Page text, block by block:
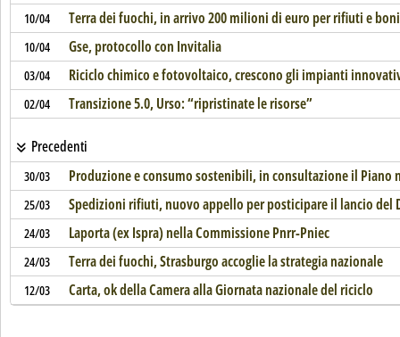
10/04 Terra dei fuochi, in arrivo 200 milioni di euro per rifiuti e
10/04 Gse, protocollo con Invitalia
03/04 Riciclo chimico e fotovoltaico, crescono gli impianti
02/04 Transizione 5.0, Urso: “ripristinate le risorse”
Precedenti
30/03 Produzione e consumo sostenibili, in consultazione il Piano
25/03 Spedizioni rifiuti, nuovo appello per posticipare il lancio del
24/03 Laporta (ex Ispra) nella Commissione Pnrr-Pniec
24/03 Terra dei fuochi, Strasburgo accoglie la strategia nazionale
12/03 Carta, ok della Camera alla Giornata nazionale del riciclo